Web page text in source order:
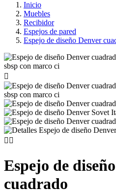
Inicio
Muebles
Recibidor
Espejos de pared
Espejo de diseño Denver

 
Espejo de
cuadrado